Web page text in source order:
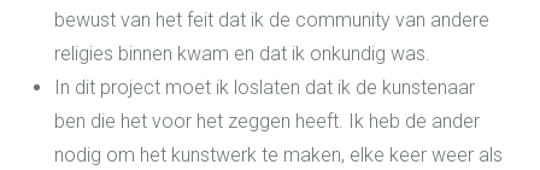
bewust van het feit dat ik de community van andere
religies binnen kwam en dat ik onkundig was.
In dit project moet ik loslaten dat ik de kunstenaar
ben die het voor het zeggen heeft. Ik heb de ander
nodig om het kunstwerk te maken, elke keer weer als